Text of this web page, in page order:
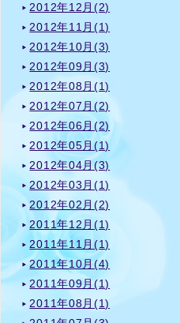
2012年12月(2)
2012年11月(1)
2012年10月(3)
2012年09月(3)
2012年08月(1)
2012年07月(2)
2012年06月(2)
2012年05月(1)
2012年04月(3)
2012年03月(1)
2012年02月(2)
2011年12月(1)
2011年11月(1)
2011年10月(4)
2011年09月(1)
2011年08月(1)